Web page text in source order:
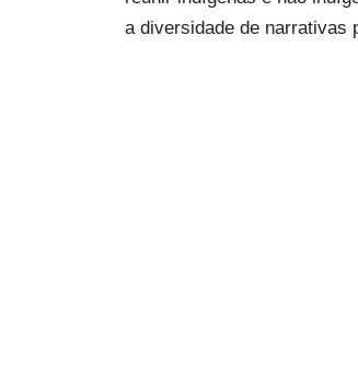
a diversidade de narrativas